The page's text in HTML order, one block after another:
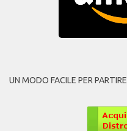
UN MODO FACILE PER PARTIRE